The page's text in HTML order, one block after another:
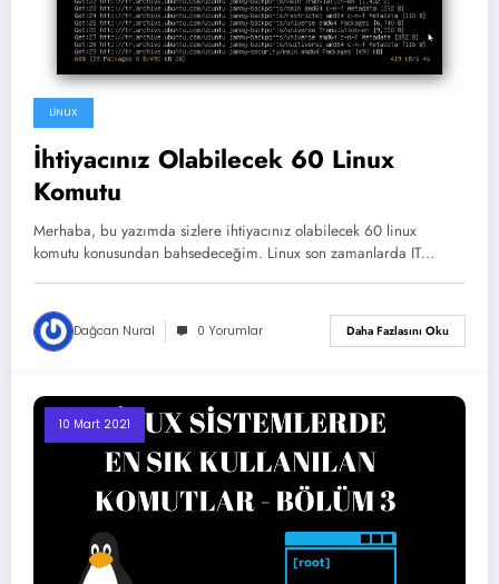
LINUX
İhtiyacınız Olabilecek 60 Linux
Komutu
Merhaba, bu yazımda sizlere ihtiyacınız olabilecek 60 linux
komutu konusundan bahsedeceğim. Linux son zamanlarda IT…
Dağcan Nural 0 Yorumlar Daha Fazlasını Oku
10 Mart 2021